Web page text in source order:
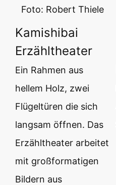
Foto: Robert Thiele
Kamishibai
Erzähltheater
Ein Rahmen aus
hellem Holz, zwei
Flügeltüren die sich
langsam öffnen. Das
Erzähltheater arbeitet
mit großformatigen
Bildern aus